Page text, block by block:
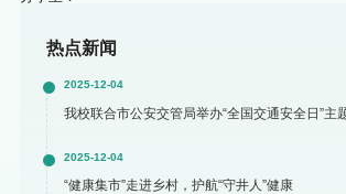
热点新闻
2025-12-04
我校联合市公安交管局举办“全国交通安全日”主
2025-12-04
“健康集市”走进乡村，护航“守井人”健康